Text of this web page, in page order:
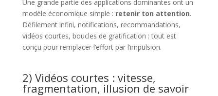
Une grande partie des applications dominantes ont un
modèle économique simple : retenir ton attention.
Défilement infini, notifications, recommandations,
vidéos courtes, boucles de gratification : tout est
conçu pour remplacer l’effort par l’impulsion.
2) Vidéos courtes : vitesse,
fragmentation, illusion de savoir